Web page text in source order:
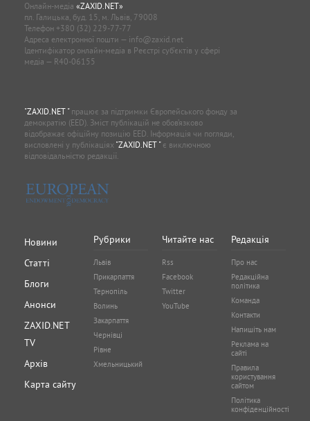
Онлайн-медіа «ZAXID.NET»
пл. Галицька, буд. 15, м. Львів, 79008
Телефон +380 (32) 229-77-77
Адреса електронної пошти — info@zaxid.net
Ідентифікатор онлайн-медіа в Реєстрі суб'єктів у сфері
медіа — R40-06155
"ZAXID.NET "працює за підтримки Європейського фонду за
демократію (EED). Зміст публікацій не обов’язково
відображає офіційну позицію EED. Інформація чи погляди,
висловлені у публікаціях "ZAXID.NET "є виключною
відповідальністю редакції.
Новини
Статті
Блоги
Анонси
ZAXID.NET
TV
Архів
Карта сайту
Рубрики
Львів
Прикарпаття
Тернопіль
Волинь
Закарпаття
Чернівці
Рівне
Хмельницький
Читайте нас
Rss
Facebook
Twitter
YouTube
Редакція
Про нас
Редакційна
політика
Команда
Контакти
Напишіть нам
Реклама на
сайті
Правила
користування
сайтом
Політика
конфіденційності